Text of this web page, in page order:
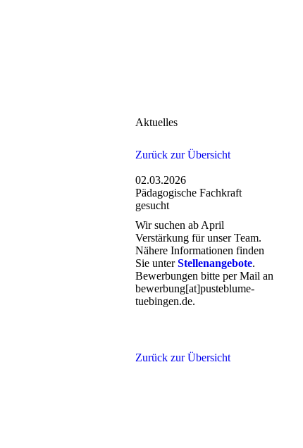
Aktuelles
Zurück zur Übersicht
02.03.2026
Pädagogische Fachkraft
gesucht
Wir suchen ab April
Verstärkung für unser Team.
Nähere Informationen finden
Sie unterStellenangebote.
Bewerbungen bitte per Mail an
bewerbung[at]pusteblume-
tuebingen.de.
Zurück zur Übersicht